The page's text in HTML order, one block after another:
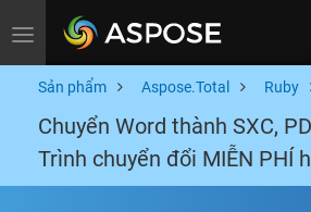
Toggle navigation
Sản phẩm Aspose.Total Ruby
Chuyển Word thành SXC,
Trình chuyển đổi MIỄN PHÍ